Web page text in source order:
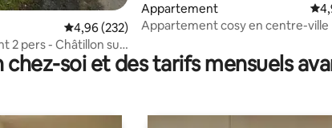
de 6 commentaires : 5 sur 5
Évaluation moyenne sur la base de 232
4,96 (232)
2 pers - Châtillon sur
Appartement
Appartement cosy en centre-ville
soi et des tarifs mensuels